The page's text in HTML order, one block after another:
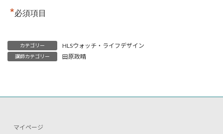
*必須項目
カテゴリー HLSウォッチ・ライフデザイン
講師カテゴリー 田原政晴
マイページ